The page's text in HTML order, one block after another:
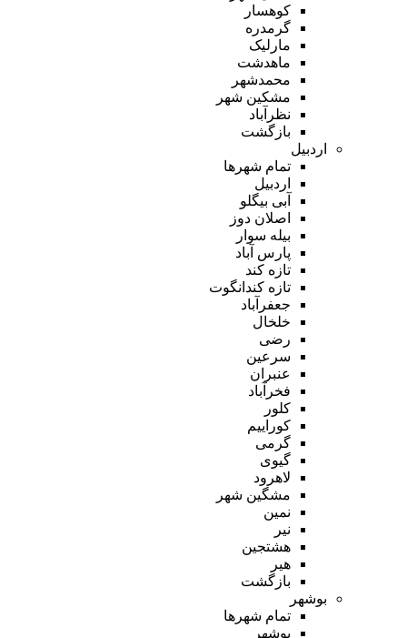
کوهسار
گرمدره
مارلیک
ماهدشت
محمدشهر
مشکین شهر
نظرآباد
بازگشت
اردبیل
تمام شهر‌ها
اردبیل
آبی بیگلو
اصلان دوز
بیله سوار
پارس آباد
تازه کند
تازه کندانگوت
جعفرآباد
خلخال
رضی
سرعین
عنبران
فخرآباد
کلور
کوراییم
گرمی
گیوی
لاهرود
مشگین شهر
نمین
نیر
هشتجین
هیر
بازگشت
بوشهر
تمام شهر‌ها
بوشهر